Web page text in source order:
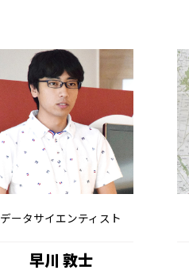
データサイエンティスト
早川 敦士